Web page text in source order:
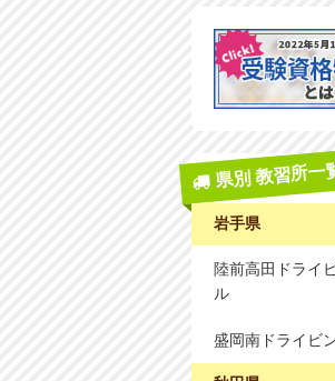
県別 教習所一
岩手県
陸前高田ドライ
ル
盛岡南ドライビ